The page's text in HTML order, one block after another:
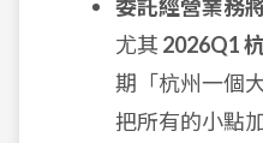
委託經營業務
尤其 2026Q1
期「杭州一個
把所有的小點